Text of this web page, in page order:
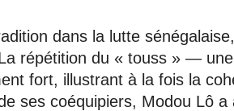
dans la lutte
répétition du « touss » —
fort, illustrant à la fois la
ses coéquipiers, Modou Lô